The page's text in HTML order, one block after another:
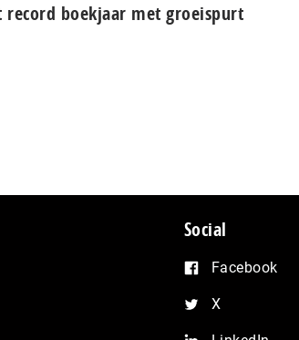
boekjaar met groeispurt
Social
Facebook
X